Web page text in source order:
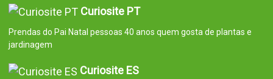
Curiosite PT
Prendas do Pai Natal pessoas 40 anos quem gosta de plantas e
jardinagem
Curiosite ES